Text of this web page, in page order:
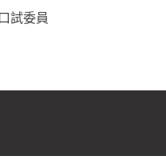
試委員